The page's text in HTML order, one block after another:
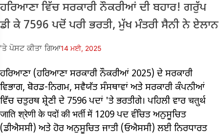
ਹਰਿਆਣਾ ਵਿੱਚ ਸਰਕਾਰੀ ਨੌਕਰੀਆਂ ਦੀ ਬਹਾਰ! ਗਰੁੱਪ
ਡੀ ਕੇ 7596 ਪਦੋਂ ਪਰੀ ਭਰਤੀ, ਮੁੱਖ ਮੰਤਰੀ ਸੈਨੀ ਨੇ ਏਲਾਨ
'ਤੇ ਪੋਸਟ ਕੀਤਾ ਗਿਆ14 ਮਈ, 2025
ਹਰਿਆਣਾ (ਹਰਿਆਣਾ ਸਰਕਾਰੀ ਨੌਕਰੀਆਂ 2025) ਦੇ ਸਰਕਾਰੀ
ਵਿਭਾਗ, ਬੋਰਡ-ਨਿਗਮ, ਸਵੈਯੱਤ ਸੰਸਥਾਵਾਂ ਅਤੇ ਸਰਕਾਰੀ ਕੰਪਨੀਆਂ
ਵਿੱਚ ਚਤੁਰਥ ਸ਼੍ਰੇਣੀ ਦੇ 7596 ਪਦਾਂ 'ਤੇ ਭਰਤੀਗੇ। ਪਹਿਲੀ ਵਾਰ चतुर्थ
जाति श्रेणी के पदों की भर्ती में 1209 ਪਦ ਵੰਚਿਤ ਅਨੁਸੂਚਿਤ
(ਡੀਐਸਸੀ) ਅਤੇ ਹੋਰ ਅਨੁਸੂਚਿਤ ਜਾਤੀ (ਓਐਸਸੀ) ਲਈ ਨਿਰਧਾਰਤ